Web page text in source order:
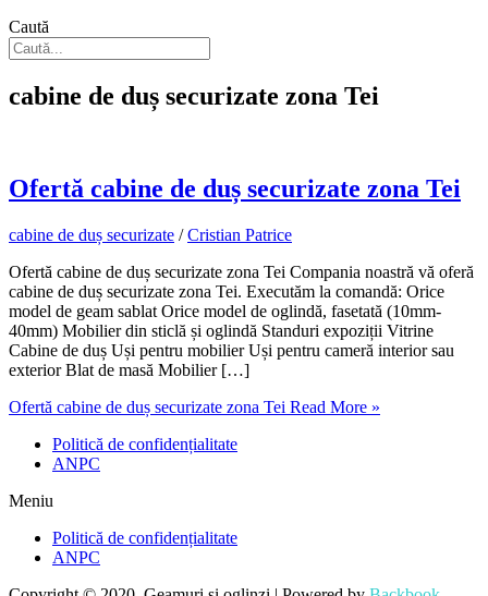
Caută
cabine de duș securizate zona Tei
Ofertă cabine de duș securizate zona Tei
cabine de duș securizate /Cristian Patrice
Ofertă cabine de duș securizate zona Tei Compania noastră vă oferă
cabine de duș securizate zona Tei. Executăm la comandă: Orice
model de geam sablat Orice model de oglindă, fasetată (10mm-
40mm) Mobilier din sticlă și oglindă Standuri expoziții Vitrine
Cabine de duș Uși pentru mobilier Uși pentru cameră interior sau
exterior Blat de masă Mobilier […]
Ofertă cabine de duș securizate zona Tei Read More »
Politică de confidențialitate
ANPC
Meniu
Politică de confidențialitate
ANPC